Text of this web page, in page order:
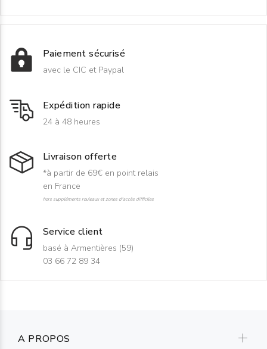
Paiement sécurisé
avec le CIC et Paypal
Expédition rapide
24 à 48 heures
Livraison offerte
*à partir de 69€ en point relais
en France
hors suppléments rouleaux et zones d'accès difficiles
Service client
basé à Armentières (59)
03 66 72 89 34
A PROPOS